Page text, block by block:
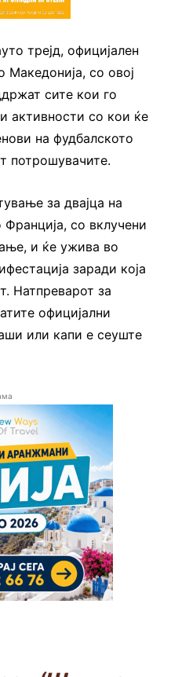
трејд, официјален
Македонија, со овој
сите кои го
активности со кои ќе
на фудбалското
потрошувачите.
за двајца на
со вклучени
и ќе ужива во
заради која
Натпреварот за
официјални
или капи е сеуште